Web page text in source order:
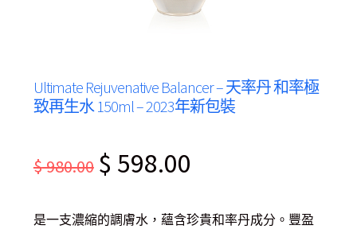
Ultimate Rejuvenative Balancer – 天率丹 和率極
致再生水 150ml – 2023年新包裝
$980.00 Original
was:
$ 598.00
is:
是一支濃縮的調膚水，蘊含珍貴和率丹成分。豐盈